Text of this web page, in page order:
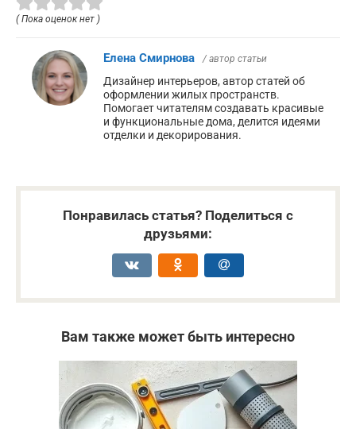
( Пока оценок нет )
Елена Смирнова / автор статьи
Дизайнер интерьеров, автор статей об
оформлении жилых пространств.
Помогает читателям создавать красивые
и функциональные дома, делится идеями
отделки и декорирования.
Понравилась статья? Поделиться с
друзьями:
Вам также может быть интересно